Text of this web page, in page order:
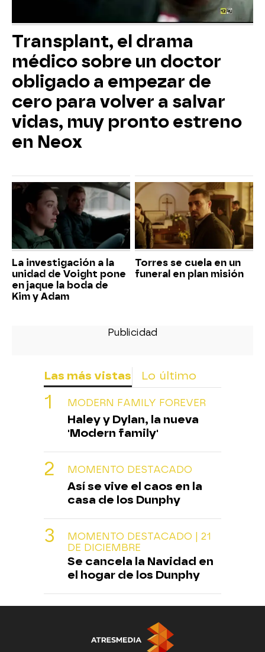
Transplant, el drama
médico sobre un doctor
obligado a empezar de
cero para volver a salvar
vidas, muy pronto estreno
en Neox
La investigación a la
unidad de Voight pone
en jaque la boda de
Kim y Adam
Torres se cuela en un
funeral en plan misión
Las más vistas Lo último
MODERN FAMILY FOREVER
Haley y Dylan, la nueva
'Modern family'
MOMENTO DESTACADO
Así se vive el caos en la
casa de los Dunphy
MOMENTO DESTACADO | 21
DE DICIEMBRE
Se cancela la Navidad en
el hogar de los Dunphy